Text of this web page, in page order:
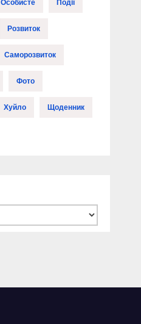
Особисте Події
Розвиток
Саморозвиток
Фото
Хуйло Щоденник